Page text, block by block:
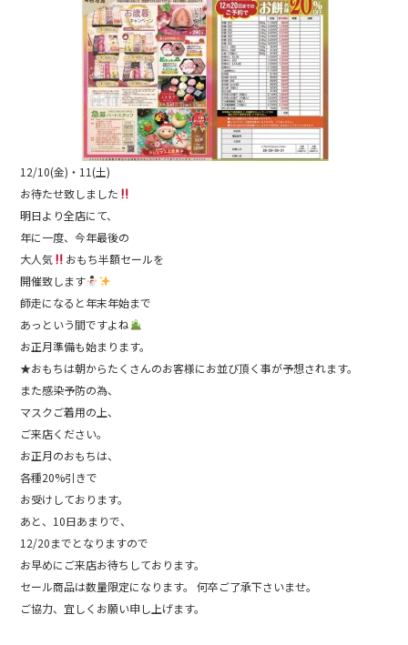
12/10(金)・11(土)
お待たせ致しました
明日より全店にて、
年に一度、今年最後の
大人気
おもち半額セールを
開催致します
師走になると年末年始まで
あっという間ですよね
お正月準備も始まります。
★おもちは朝からたくさんのお客様にお並び頂く事が予想されます。
また感染予防の為、
マスクご着用の上、
ご来店ください。
お正月のおもちは、
各種20%引きで
お受けしております。
あと、10日あまりで、
12/20までとなりますので
お早めにご来店お待ちしております。
セール商品は数量限定になります。 何卒ご了承下さいませ。
ご協力、宜しくお願い申し上げます。